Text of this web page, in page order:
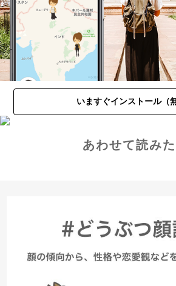
いますぐインストール（
あわせて読み